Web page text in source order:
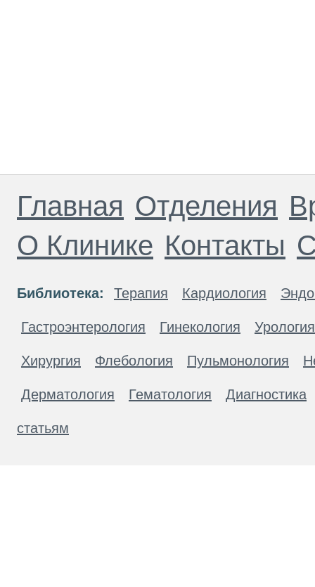
Главная Отделения
О Клинике Контакты
Библиотека: Терапия Кардиология
Гастроэнтерология Гинекология Урология
Хирургия Флебология Пульмонология
Дерматология Гематология Диагностика
статьям